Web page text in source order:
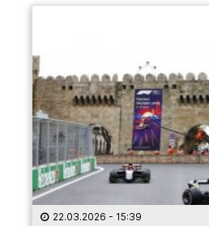
22.03.2026 - 15:39